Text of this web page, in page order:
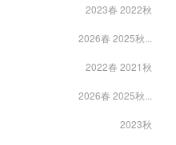
2023春 2022秋
2026春 2025秋...
2022春 2021秋
2026春 2025秋...
2023秋